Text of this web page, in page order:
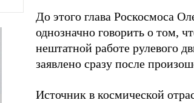
До этого глава Роскосмоса
однозначно говорить о том,
нештатной работе рулевого
заявлено сразу после
Источник в космической